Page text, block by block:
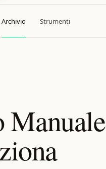
Archivio Strumenti
Manuale